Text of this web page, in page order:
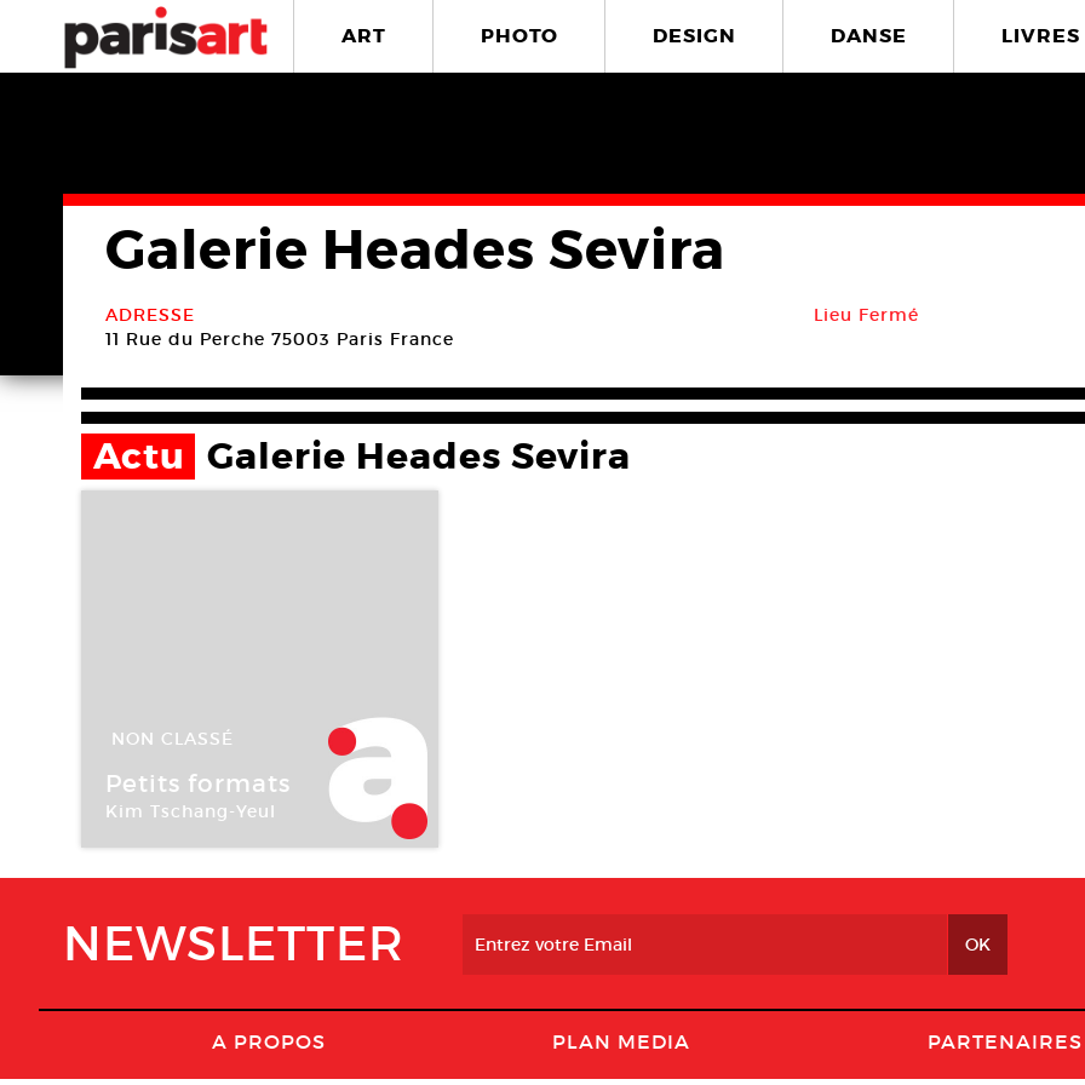
ART PHOTO DESIGN DANSE LIVRES
Galerie Heades Sevira
ADRESSE
11 Rue du Perche 75003 Paris France
Lieu Fermé
Actu Galerie Heades Sevira
NON CLASSÉ
12 Fév -13 Mar 2004
Petits formats
Kim Tschang-Yeul
NEWSLETTER
A PROPOS PLAN MEDIA PARTENAIRES